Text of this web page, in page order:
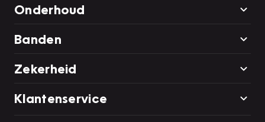
Onderhoud
Banden
Zekerheid
Klantenservice